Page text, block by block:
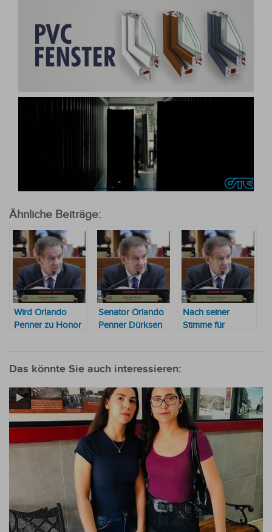
Ähnliche Beiträge:
Wird Orlando
Penner zu Honor
Senator Orlando
Penner Dürksen
Colorado
Nach seiner
Stimme für
für Wasser im
Chaco
Das könnte Sie auch interessieren: